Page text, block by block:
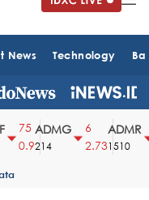
News Technology
75
0.9
ADMG
214
2.73
ADMR
1510